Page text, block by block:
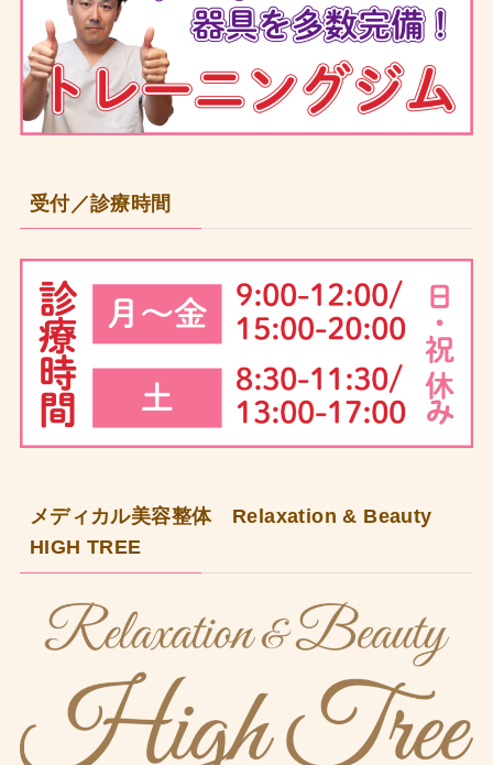
受付／診療時間
メディカル美容整体 Relaxation & Beauty
HIGH TREE